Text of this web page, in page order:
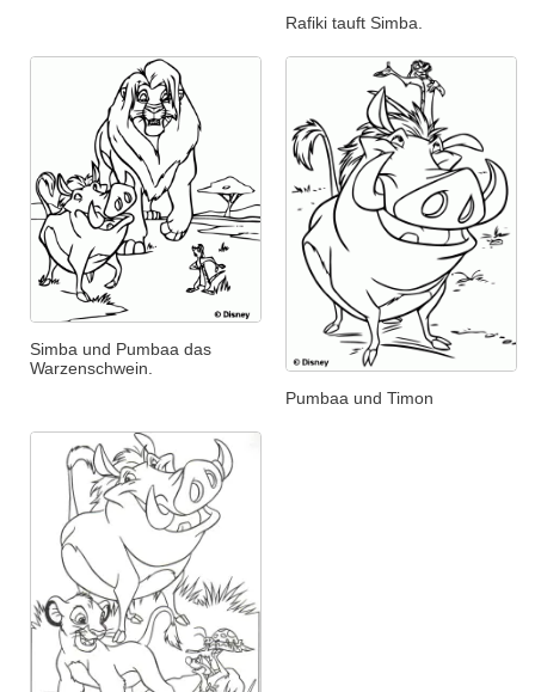
Rafiki tauft Simba.
Simba und Pumbaa das
Warzenschwein.
Pumbaa und Timon